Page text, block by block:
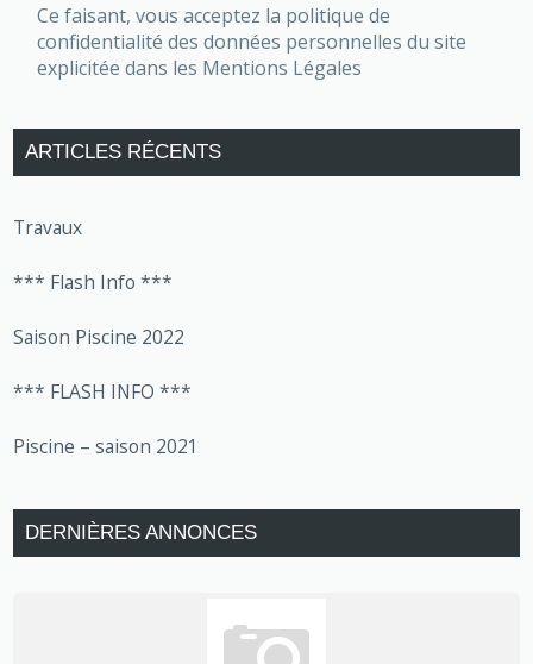
Ce faisant, vous acceptez la politique de
confidentialité des données personnelles du site
explicitée dans les Mentions Légales
ARTICLES RÉCENTS
Travaux
*** Flash Info ***
Saison Piscine 2022
*** FLASH INFO ***
Piscine – saison 2021
DERNIÈRES ANNONCES